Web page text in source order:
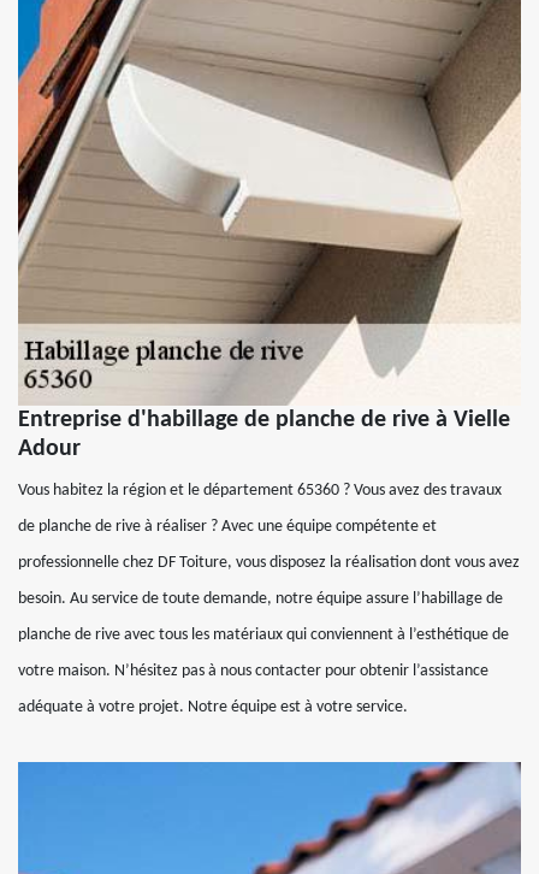
Entreprise d'habillage de planche de rive à Vielle
Adour
Vous habitez la région et le département 65360 ? Vous avez des travaux
de planche de rive à réaliser ? Avec une équipe compétente et
professionnelle chez DF Toiture, vous disposez la réalisation dont vous avez
besoin. Au service de toute demande, notre équipe assure l’habillage de
planche de rive avec tous les matériaux qui conviennent à l’esthétique de
votre maison. N’hésitez pas à nous contacter pour obtenir l’assistance
adéquate à votre projet. Notre équipe est à votre service.